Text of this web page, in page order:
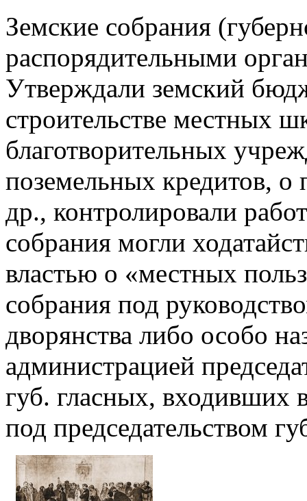
Земские собрания
распорядительными
Утверждали земский
строительстве местных
благотворительных
поземельных кредитов,
др., контролировали
собрания могли
властью о «местных
собрания под
дворянства либо особо
администрацией
губ. гласных, входивших
под председательством